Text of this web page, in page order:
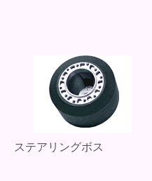
ステアリングボス